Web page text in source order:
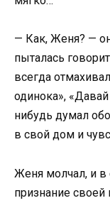
— Как, Женя? —
пыталась
всегда
одинока»,
нибудь думал
в свой дом и
Женя молчал, и в
признание своей